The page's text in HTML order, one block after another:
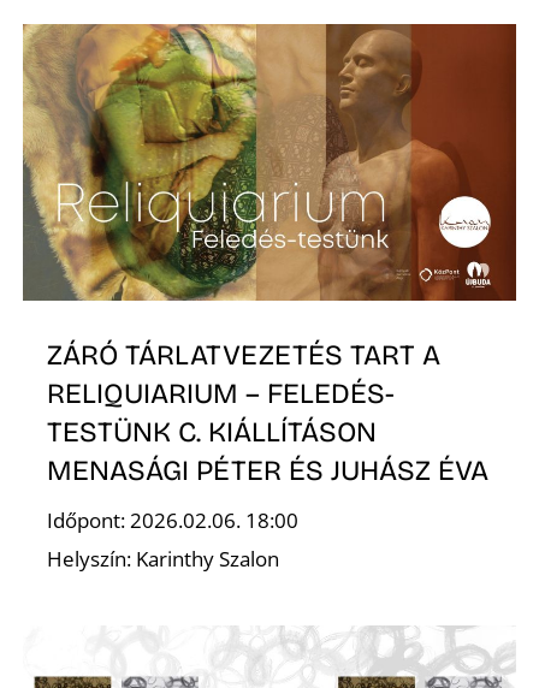
ZÁRÓ TÁRLATVEZETÉS TART A
RELIQUIARIUM – FELEDÉS-
TESTÜNK C. KIÁLLÍTÁSON
MENASÁGI PÉTER ÉS JUHÁSZ ÉVA
Időpont: 2026.02.06. 18:00
Helyszín: Karinthy Szalon